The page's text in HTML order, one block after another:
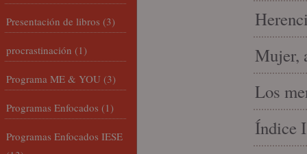
Mujer,
Los
Índice
Presentación de libros (3)
procrastinación (1)
Programa ME & YOU (3)
Programas Enfocados (1)
Programas Enfocados IESE